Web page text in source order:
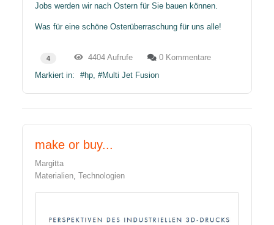
Jobs werden wir nach Ostern für Sie bauen können.
Was für eine schöne Osterüberraschung für uns alle!
4 4404 Aufrufe
0 Kommentare
Markiert in:
hp Multi Jet Fusion
make or buy...
Margitta
Materialien Technologien